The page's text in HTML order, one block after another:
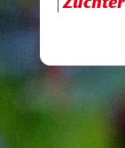
Züchter